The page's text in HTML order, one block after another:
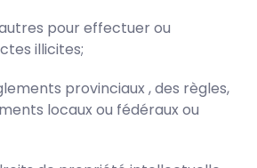
pour effectuer ou
illicites;
provinciaux , des règles,
locaux ou fédéraux ou